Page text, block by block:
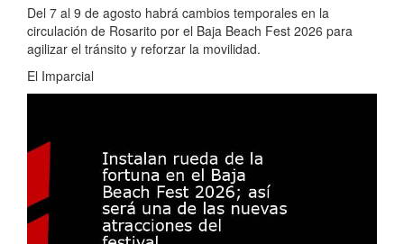
Del 7 al 9 de agosto habrá cambios temporales en la
circulación de Rosarito por el Baja Beach Fest 2026 para
agilizar el tránsito y reforzar la movilidad.
El Imparcial